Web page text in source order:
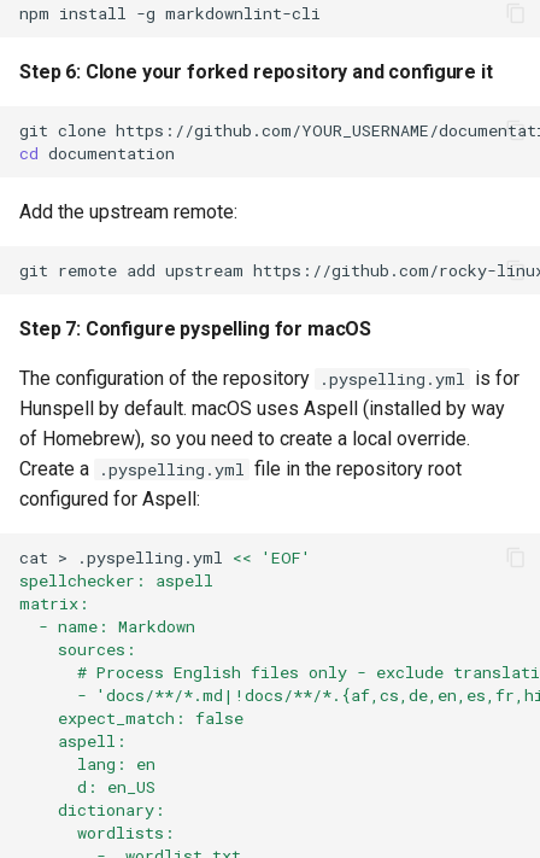
npm install -g
Step 6: Clone your forked repository and configure it
git clone
cd
Add the upstream remote:
git remote add upstream
Step 7: Configure pyspelling for macOS
The configuration of the repository .pyspelling.yml is for
Hunspell by default. macOS uses Aspell (installed by way
of Homebrew), so you need to create a local override.
Create a
.pyspelling.yml file in the repository root
configured for Aspell:
cat > .pyspelling.yml
<< 'EOF'
spellchecker: aspell
matrix:
  - name: Markdown
    sources:
# Process English files only - exclude
- 'docs/**/*.md|!docs/**/
    expect_match: false
    aspell:
      lang: en
      d: en_US
    dictionary:
      wordlists: